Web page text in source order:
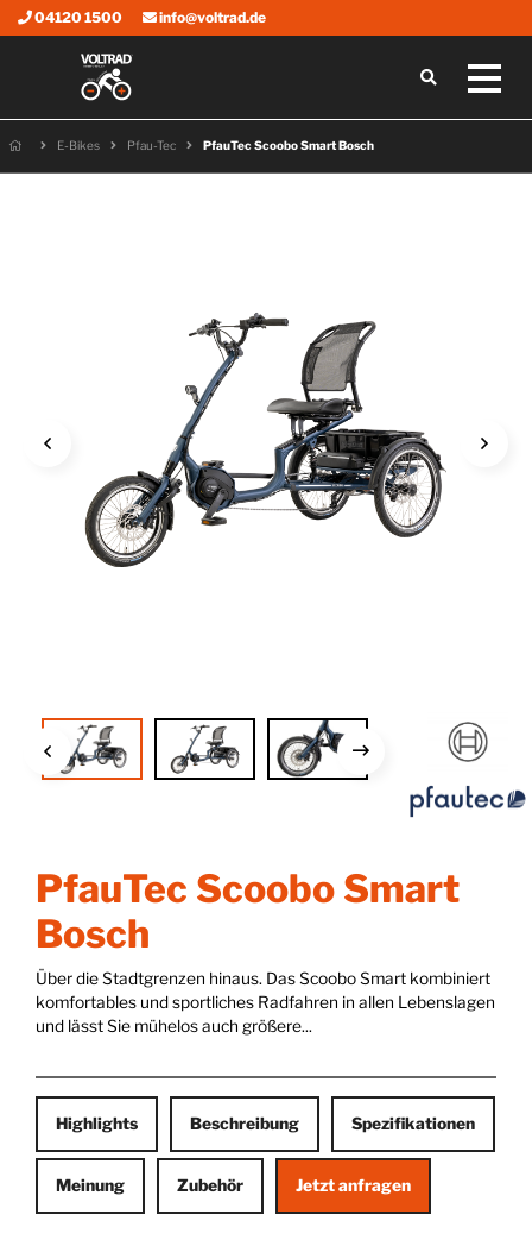
04120 1500 info@voltrad.de
E-Bikes Pfau-Tec PfauTec Scoobo Smart Bosch
PfauTec Scoobo Smart
Bosch
Über die Stadtgrenzen hinaus. Das Scoobo Smart kombiniert
komfortables und sportliches Radfahren in allen Lebenslagen
und lässt Sie mühelos auch größere...
Highlights Beschreibung Spezifikationen
Meinung Zubehör Jetzt anfragen